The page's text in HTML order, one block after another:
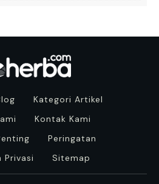
Kategori Artikel
Kontak Kami
Peringatan
Privasi
Sitemap